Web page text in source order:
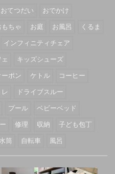
おてつだい
おでかけ
もちゃ お庭 お風呂
くるま
インフィニティチェア
キッズシューズ
ーポン ケトル
コーヒー
レ
ドライブスルー
プール
ベビーベッド
修理 収納
子ども包丁
筒 自転車 風呂